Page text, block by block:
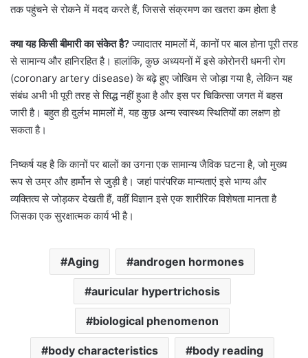
तक पहुंचने से रोकने में मदद करते हैं, जिससे संक्रमण का खतरा कम होता है
क्या यह किसी बीमारी का संकेत है?ज्यादातर मामलों में, कानों पर बाल होना पूरी तरह
से सामान्य और हानिरहित है। हालांकि, कुछ अध्ययनों में इसे कोरोनरी धमनी रोग
(coronary artery disease) के बढ़े हुए जोखिम से जोड़ा गया है, लेकिन यह
संबंध अभी भी पूरी तरह से सिद्ध नहीं हुआ है और इस पर चिकित्सा जगत में बहस
जारी है। बहुत ही दुर्लभ मामलों में, यह कुछ अन्य स्वास्थ्य स्थितियों का लक्षण हो
सकता है।
निष्कर्ष यह है कि कानों पर बालों का उगना एक सामान्य जैविक घटना है, जो मुख्य
रूप से उम्र और हार्मोन से जुड़ी है। जहां पारंपरिक मान्यताएं इसे भाग्य और
व्यक्तित्व से जोड़कर देखती हैं, वहीं विज्ञान इसे एक शारीरिक विशेषता मानता है
जिसका एक सुरक्षात्मक कार्य भी है।
Aging androgen hormones
auricular hypertrichosis
biological phenomenon
body characteristics body reading